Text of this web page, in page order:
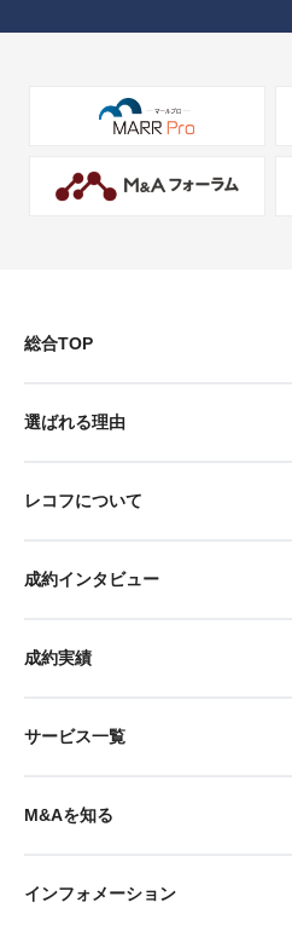
総合TOP
選ばれる理由
レコフについて
成約インタビュー
成約実績
サービス一覧
M&Aを知る
インフォメーション